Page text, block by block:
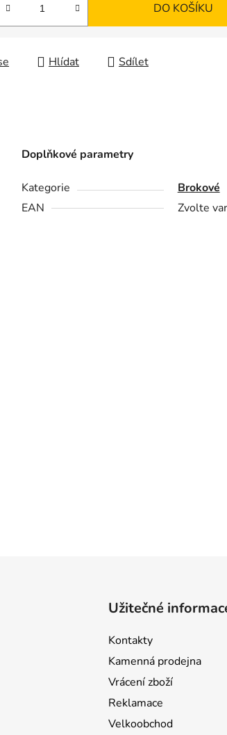
DO KOŠÍKU
Hlídat Sdílet
Doplňkové parametry
Kategorie
Brokové
EAN
Zvolte
Užitečné
Kontakty
Kamenná prodejna
Vrácení zboží
Reklamace
Velkoobchod